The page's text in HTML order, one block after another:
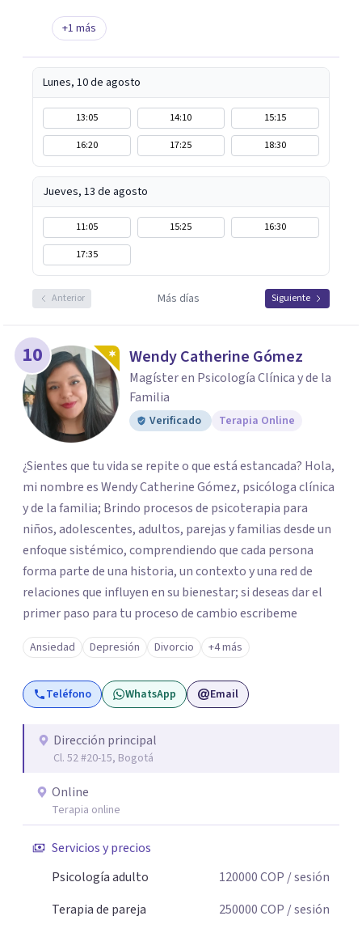
+1 más
Lunes, 10 de agosto
13:05 14:10
15:15
16:20
17:25 18:30
Jueves, 13 de agosto
11:05 15:25
16:30
17:35
Anterior Más días Siguiente
10 Wendy Catherine Gómez
Magíster en Psicología Clínica y de la
Familia
Verificado Terapia Online
¿Sientes que tu vida se repite o que está estancada? Hola,
mi nombre es Wendy Catherine Gómez, psicóloga clínica
y de la familia; Brindo procesos de psicoterapia para
niños, adolescentes, adultos, parejas y familias desde un
enfoque sistémico, comprendiendo que cada persona
forma parte de una historia, un contexto y una red de
relaciones que influyen en su bienestar; si deseas dar el
primer paso para tu proceso de cambio escribeme
Ansiedad Depresión Divorcio +4 más
Teléfono WhatsApp Email
Dirección principal
Cl. 52 #20-15, Bogotá
Online
Terapia online
Servicios y precios
Psicología adulto
120000COP / sesión
Terapia de pareja
250000COP / sesión